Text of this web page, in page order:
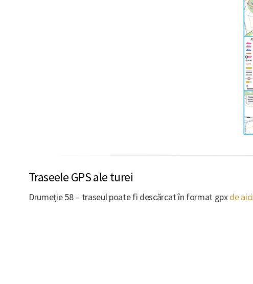
Traseele GPS ale turei
Drumeție 58 – traseul poate fi descărcat în format gpxde aici